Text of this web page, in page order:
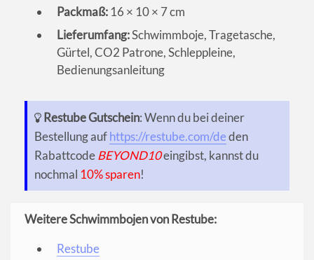
Packmaß: 16 × 10 × 7 cm
Lieferumfang:Schwimmboje, Tragetasche,
Gürtel, CO2 Patrone, Schleppleine,
Bedienungsanleitung
Restube Gutschein: Wenn du bei deiner
Bestellung aufhttps://restube.com/deden
RabattcodeBEYOND10eingibst, kannst du
nochmal 10% sparen!
Weitere Schwimmbojen von Restube:
Restube